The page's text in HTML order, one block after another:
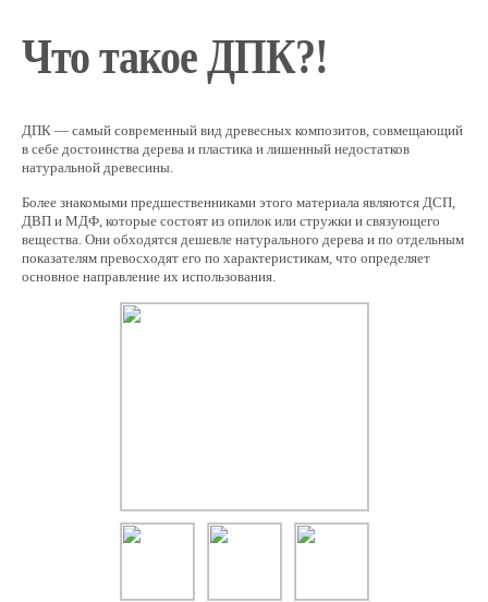
Что такое ДПК?!
ДПК — самый современный вид древесных композитов, совмещающий
в себе достоинства дерева и пластика и лишенный недостатков
натуральной древесины.
Более знакомыми предшественниками этого материала являются ДСП,
ДВП и МДФ, которые состоят из опилок или стружки и связующего
вещества. Они обходятся дешевле натурального дерева и по отдельным
показателям превосходят его по характеристикам, что определяет
основное направление их использования.